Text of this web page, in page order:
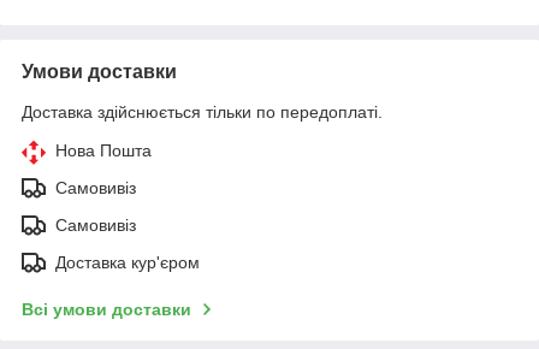
Умови доставки
Доставка здійснюється тільки по передоплаті.
Нова Пошта
Самовивіз
Самовивіз
Доставка кур'єром
Всі умови доставки